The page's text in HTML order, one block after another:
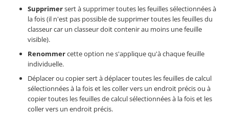
Supprimersert à supprimer toutes les feuilles sélectionnées à
la fois (il n'est pas possible de supprimer toutes les feuilles du
classeur car un classeur doit contenir au moins une feuille
visible).
Renommercette option ne s'applique qu'à chaque feuille
individuelle.
Déplacer ou copier sert à déplacer toutes les feuilles de calcul
sélectionnées à la fois et les coller vers un endroit précis ou à
copier toutes les feuilles de calcul sélectionnées à la fois et les
coller vers un endroit précis.